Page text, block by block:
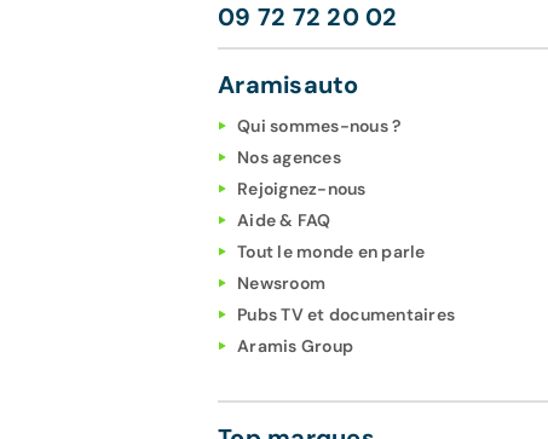
09 72 72 20 02
Aramisauto
Qui sommes-nous ?
Nos agences
Rejoignez-nous
Aide & FAQ
Tout le monde en parle
Newsroom
Pubs TV et documentaires
Aramis Group